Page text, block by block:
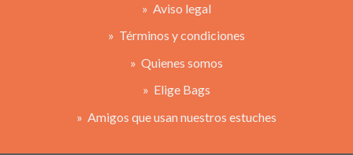
» Aviso legal
» Términos y condiciones
» Quienes somos
» Elige Bags
» Amigos que usan nuestros estuches